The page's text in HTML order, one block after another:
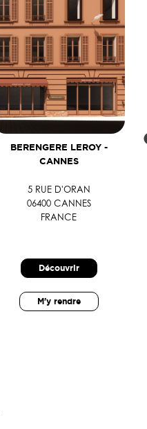
BERENGERE LEROY -
CANNES
5 RUE D'ORAN
06400 CANNES
FRANCE
Découvrir
M'y rendre